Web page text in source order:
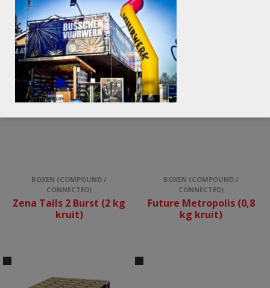
BOXEN (COMPOUND /
CONNECTED)
Zena Tails 2 Burst (2 kg
kruit)
BOXEN (COMPOUND /
CONNECTED)
Future Metropolis (0,8
kg kruit)